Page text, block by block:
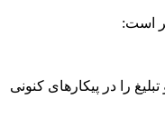
است:
را در پیکارهای کنونی